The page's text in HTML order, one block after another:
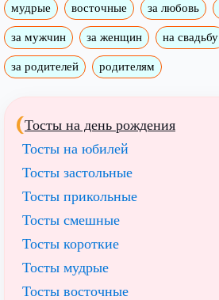
мудрые восточные за любовь
за мужчин за женщин на свадьбу
за родителей родителям
Тосты на день рождения
Тосты на юбилей
Тосты застольные
Тосты прикольные
Тосты смешные
Тосты короткие
Тосты мудрые
Тосты восточные